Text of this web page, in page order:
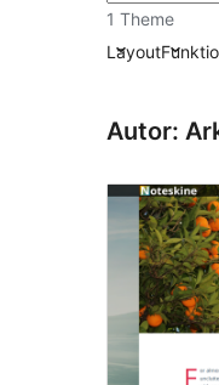
1 Theme
Layout
Autor: